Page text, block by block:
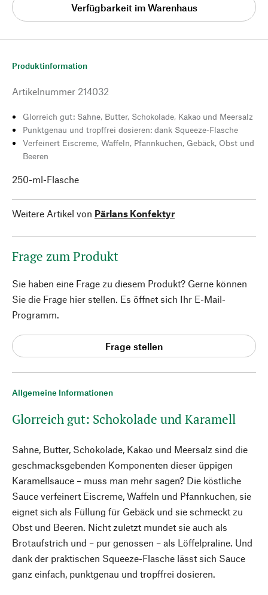
Verfügbarkeit im Warenhaus
Allgemeine Informationen
Glorreich gut: Schokolade und Karamell
Sahne, Butter, Schokolade, Kakao und Meersalz sind die
geschmacksgebenden Komponenten dieser üppigen
Karamellsauce – muss man mehr sagen? Die köstliche
Sauce verfeinert Eiscreme, Waffeln und Pfannkuchen, sie
eignet sich als Füllung für Gebäck und sie schmeckt zu
Obst und Beeren. Nicht zuletzt mundet sie auch als
Brotaufstrich und – pur genossen – als Löffelpraline. Und
dank der praktischen Squeeze-Flasche lässt sich Sauce
ganz einfach, punktgenau und tropffrei dosieren.
Produktinformation
Artikelnummer 214032
Glorreich gut: Sahne, Butter, Schokolade, Kakao und Meersalz
Punktgenau und tropffrei dosieren: dank Squeeze-Flasche
Verfeinert Eiscreme, Waffeln, Pfannkuchen, Gebäck, Obst und
Beeren
250-ml-Flasche
Weitere Artikel von Pärlans Konfektyr
Frage zum Produkt
Sie haben eine Frage zu diesem Produkt? Gerne können
Sie die Frage hier stellen. Es öffnet sich Ihr E-Mail-
Programm.
Frage stellen